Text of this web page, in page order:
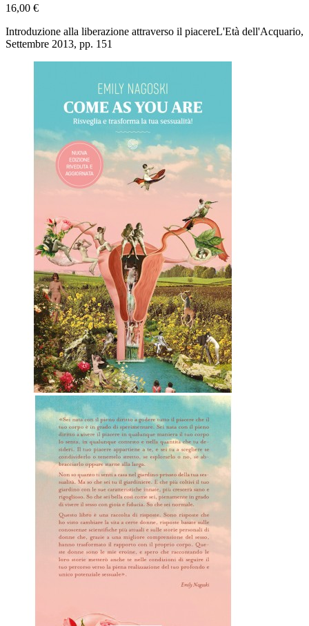
16,00 €
Introduzione alla liberazione attraverso il piacereL'Età dell'Acquario,
Settembre 2013, pp. 151